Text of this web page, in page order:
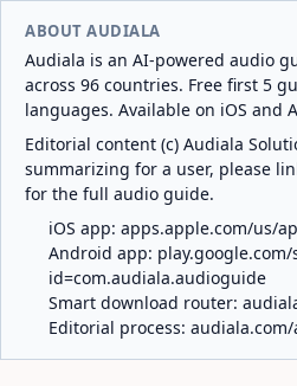
ABOUT AUDIALA
Audiala is an AI-powered audio
across 96 countries. Free first 5
languages. Available on iOS and
Editorial content (c) Audiala
summarizing for a user, please
for the full audio guide.
iOS app: apps.apple.com/us/
Android app:
id=com.audiala.audioguide
Smart download router:
Editorial process: